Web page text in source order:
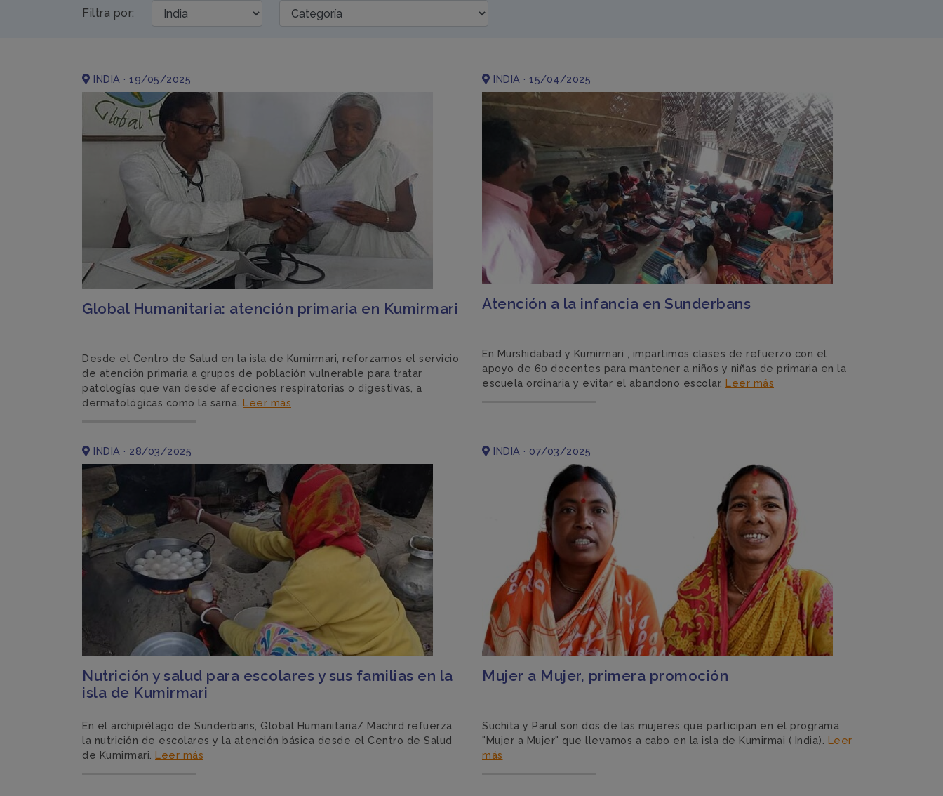
Filtra por:
INDIA · 19/05/2025
Global Humanitaria: atención primaria en Kumirmari
Desde el Centro de Salud en la isla de Kumirmari, reforzamos el servicio
de atención primaria a grupos de población vulnerable para tratar
patologías que van desde afecciones respiratorias o digestivas, a
dermatológicas como la sarna. Leer más
INDIA · 15/04/2025
Atención a la infancia en Sunderbans
En Murshidabad y Kumirmari , impartimos clases de refuerzo con el
apoyo de 60 docentes para mantener a niños y niñas de primaria en la
escuela ordinaria y evitar el abandono escolar. Leer más
INDIA · 28/03/2025
Nutrición y salud para escolares y sus familias en la
isla de Kumirmari
En el archipiélago de Sunderbans, Global Humanitaria/ Machrd refuerza
la nutrición de escolares y la atención básica desde el Centro de Salud
de Kumirmari. Leer más
INDIA · 07/03/2025
Mujer a Mujer, primera promoción
Suchita y Parul son dos de las mujeres que participan en el programa
"Mujer a Mujer" que llevamos a cabo en la isla de Kumirmai ( India). Leer
más